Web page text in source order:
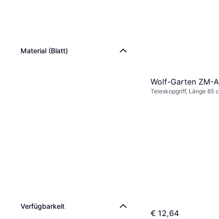
Material (Blatt)
Verfügbarkeit
Wolf-Garten ZM-
Teleskopgriff, Länge 85
€ 12,64